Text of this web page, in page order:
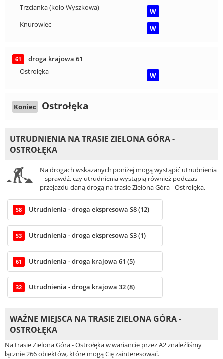
Trzcianka (koło Wyszkowa)
W
Knurowiec
W
61
droga krajowa 61
Ostrołęka
W
Koniec Ostrołęka
UTRUDNIENIA NA TRASIE ZIELONA GÓRA -
OSTROŁĘKA
Na drogach wskazanych poniżej mogą wystąpić utrudnienia
– sprawdź, czy utrudnienia wystąpią również podczas
przejazdu daną drogą na trasie Zielona Góra - Ostrołęka.
S8 Utrudnienia - droga ekspresowa S8 (12)
S3 Utrudnienia - droga ekspresowa S3 (1)
61 Utrudnienia - droga krajowa 61 (5)
32 Utrudnienia - droga krajowa 32 (8)
WAŻNE MIEJSCA NA TRASIE ZIELONA GÓRA -
OSTROŁĘKA
Na trasie Zielona Góra - Ostrołęka w wariancie przez A2 znaleźliśmy
łącznie 266 obiektów, które mogą Cię zainteresować.